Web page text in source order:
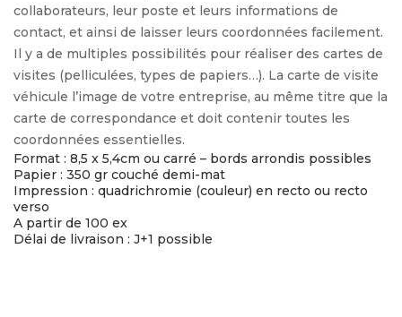
collaborateurs, leur poste et leurs informations de
contact, et ainsi de laisser leurs coordonnées facilement.
Il y a de multiples possibilités pour réaliser des cartes de
visites (pelliculées, types de papiers…). La carte de visite
véhicule l’image de votre entreprise, au même titre que la
carte de correspondance et doit contenir toutes les
coordonnées essentielles.
Format : 8,5 x 5,4cm ou carré – bords arrondis possibles
Papier : 350 gr couché demi-mat
Impression : quadrichromie (couleur) en recto ou recto
verso
A partir de 100 ex
Délai de livraison : J+1 possible